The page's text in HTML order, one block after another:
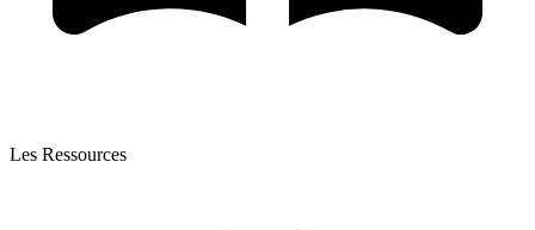
Les Ressources